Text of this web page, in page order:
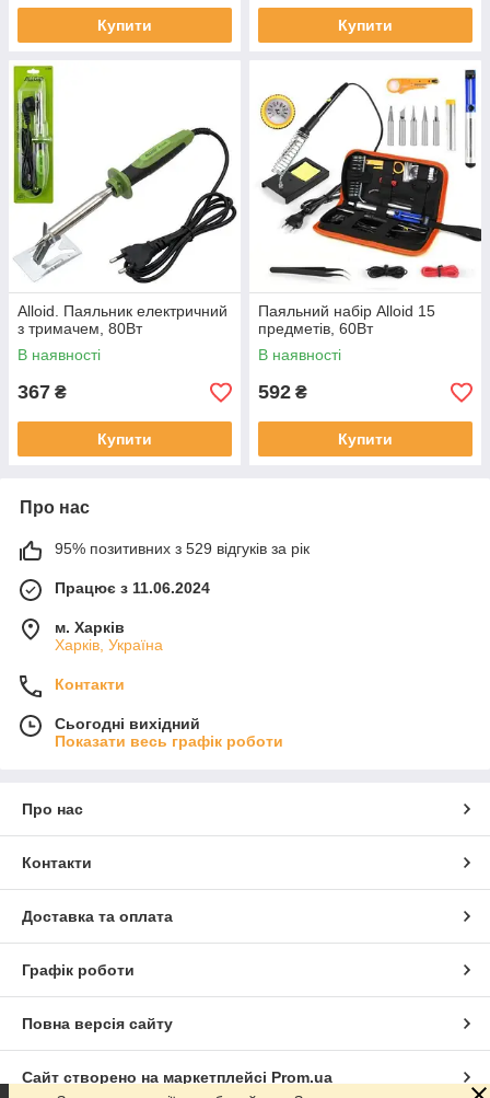
Купити Купити
Alloid. Паяльник електричний
з тримачем, 80Вт
В наявності
367 ₴
Купити
Паяльний набір Alloid 15
предметів, 60Вт
В наявності
592 ₴
Купити
Про нас
95% позитивних з 529 відгуків за рік
Працює з 11.06.2024
м. Харків
Харків, Україна
Контакти
Сьогодні вихідний
Показати весь графік роботи
Про нас
Контакти
Доставка та оплата
Графік роботи
Повна версія сайту
Сайт створено на маркетплейсі Prom.ua